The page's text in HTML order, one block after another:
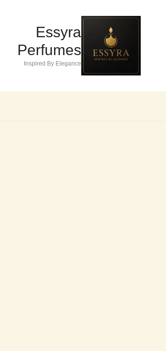
Essyra
Perfumes
Inspired By Elegance
تخفيضات!